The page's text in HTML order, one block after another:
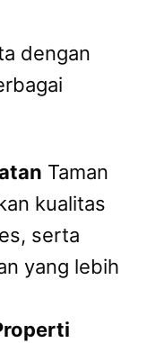
dengan
Taman
kualitas
serta
yang lebih